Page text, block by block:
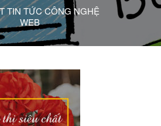
TIN TỨC CÔNG NGHỆ
WEB